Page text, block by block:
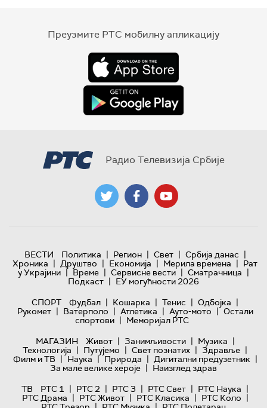
Преузмите РТС мобилну апликацију
Радио Телевизија Србије
ВЕСТИ Политика | Регион | Свет | Србија данас |
Хроника | Друштво | Економија | Мерила времена | Рат
у Украјини | Време | Сервисне вести | Сматрачница |
Подкаст | ЕУ могућности 2026
СПОРТ
Фудбал | Кошарка | Тенис | Одбојка |
Рукомет | Ватерполо | Атлетика | Ауто-мото | Остали
спортови | Меморијал РТС
МАГАЗИН
Живот | Занимљивости | Музика |
Технологијa | Путујемо | Свет познатих | Здравље |
Филм и ТВ | Наука | Природа | Дигитални предузетник |
За мале велике хероје | Наизглед здрав
ТВ
РТС 1 | РТС 2 | РТС 3 | РТС Свет | РТС Наука |
РТС Драма | РТС Живот | РТС Класика | РТС Коло |